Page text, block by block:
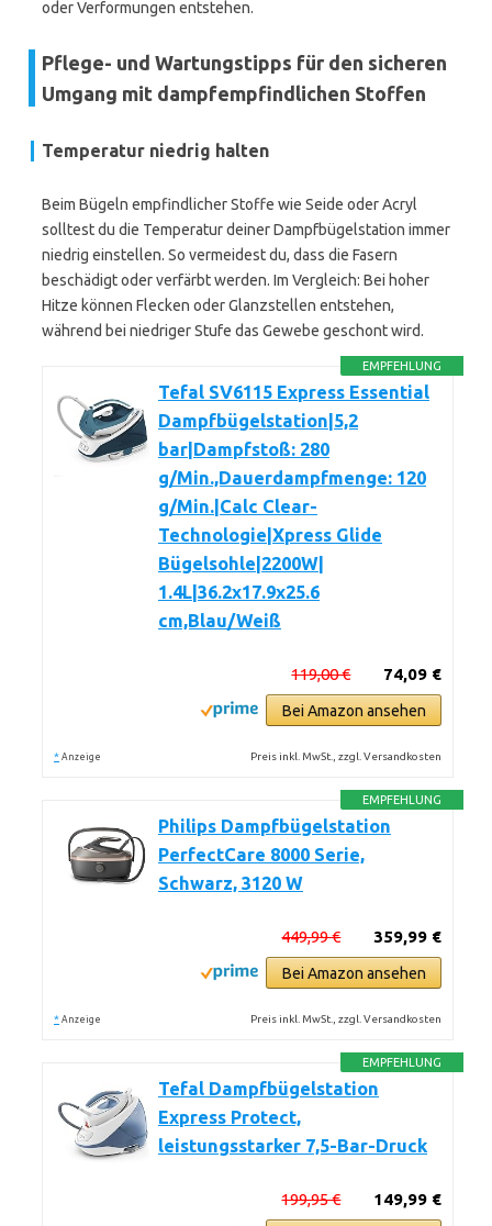
oder Verformungen entstehen.
Pflege- und Wartungstipps für den sicheren
Umgang mit dampfempfindlichen Stoffen
Temperatur niedrig halten
Beim Bügeln empfindlicher Stoffe wie Seide oder Acryl
solltest du die Temperatur deiner Dampfbügelstation immer
niedrig einstellen. So vermeidest du, dass die Fasern
beschädigt oder verfärbt werden. Im Vergleich: Bei hoher
Hitze können Flecken oder Glanzstellen entstehen,
während bei niedriger Stufe das Gewebe geschont wird.
EMPFEHLUNG
Tefal SV6115 Express Essential
Dampfbügelstation|5,2
bar|Dampfstoß: 280
g/Min.,Dauerdampfmenge: 120
g/Min.|Calc Clear-
Technologie|Xpress Glide
Bügelsohle|2200W|
1.4L|36.2x17.9x25.6
cm,Blau/Weiß
74,09 €
119,00 €
Bei Amazon ansehen
* Anzeige Preis inkl. MwSt., zzgl. Versandkosten
EMPFEHLUNG
Philips Dampfbügelstation
PerfectCare 8000 Serie,
Schwarz, 3120 W
359,99 €
449,99 €
Bei Amazon ansehen
* Anzeige Preis inkl. MwSt., zzgl. Versandkosten
EMPFEHLUNG
Tefal Dampfbügelstation
Express Protect,
leistungsstarker 7,5-Bar-Druck
149,99 €
199,95 €